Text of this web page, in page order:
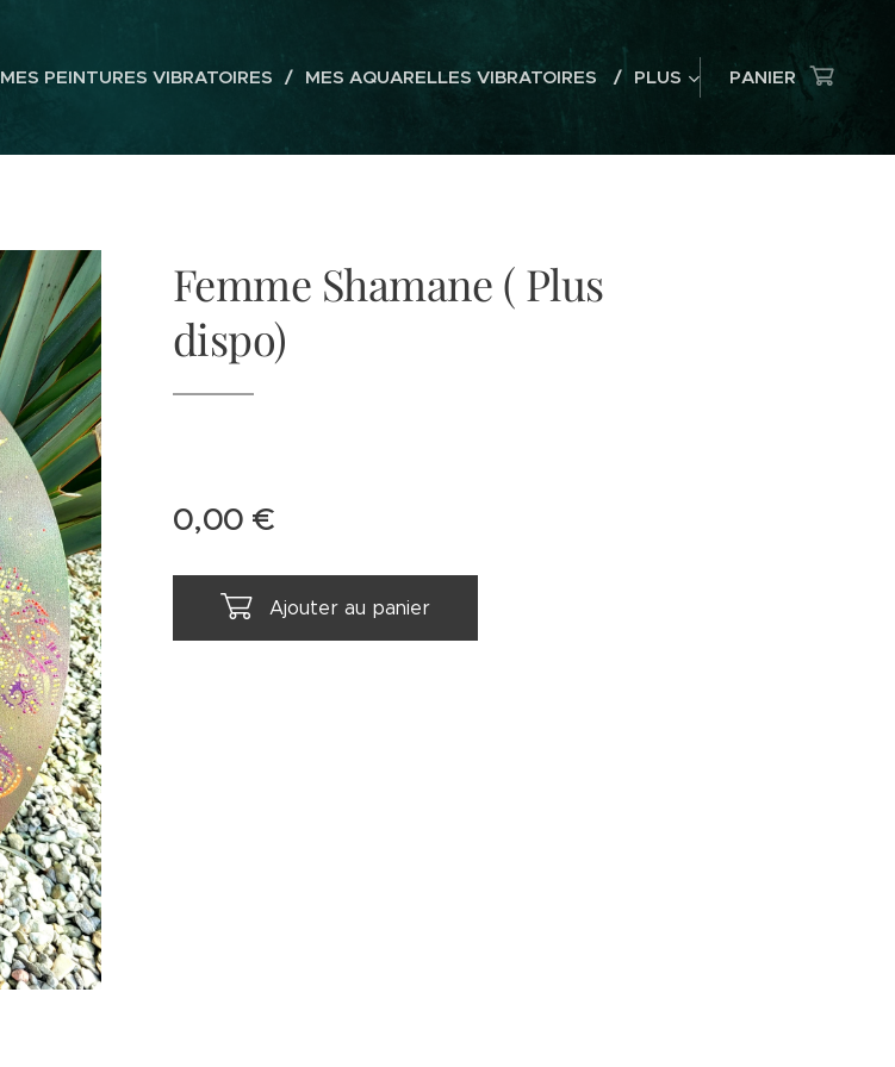
MES PEINTURES VIBRATOIRES MES AQUARELLES VIBRATOIRES PLUS PANIER
Femme Shamane ( Plus
dispo)
0,00 €
Ajouter au panier